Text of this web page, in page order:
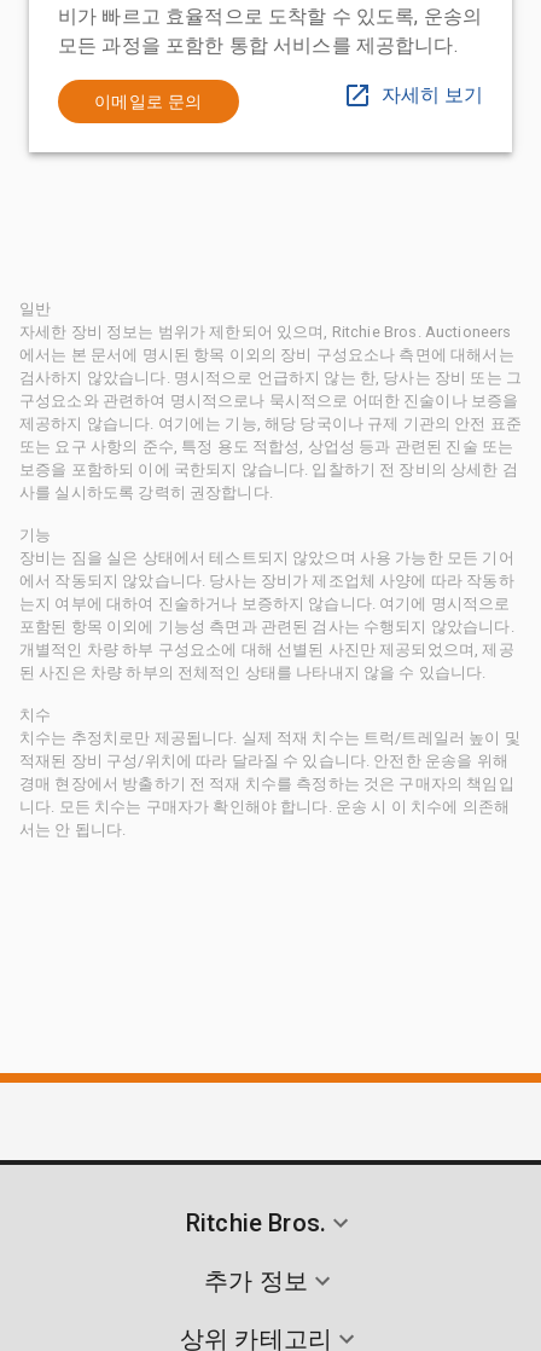
비가 빠르고 효율적으로 도착할 수 있도록, 운송의
모든 과정을 포함한 통합 서비스를 제공합니다.
이메일로 문의 자세히 보기
일반
자세한 장비 정보는 범위가 제한되어 있으며, Ritchie Bros. Auctioneers
에서는 본 문서에 명시된 항목 이외의 장비 구성요소나 측면에 대해서는
검사하지 않았습니다. 명시적으로 언급하지 않는 한, 당사는 장비 또는 그
구성요소와 관련하여 명시적으로나 묵시적으로 어떠한 진술이나 보증을
제공하지 않습니다. 여기에는 기능, 해당 당국이나 규제 기관의 안전 표준
또는 요구 사항의 준수, 특정 용도 적합성, 상업성 등과 관련된 진술 또는
보증을 포함하되 이에 국한되지 않습니다. 입찰하기 전 장비의 상세한 검
사를 실시하도록 강력히 권장합니다.
기능
장비는 짐을 실은 상태에서 테스트되지 않았으며 사용 가능한 모든 기어
에서 작동되지 않았습니다. 당사는 장비가 제조업체 사양에 따라 작동하
는지 여부에 대하여 진술하거나 보증하지 않습니다. 여기에 명시적으로
포함된 항목 이외에 기능성 측면과 관련된 검사는 수행되지 않았습니다.
개별적인 차량 하부 구성요소에 대해 선별된 사진만 제공되었으며, 제공
된 사진은 차량 하부의 전체적인 상태를 나타내지 않을 수 있습니다.
치수
치수는 추정치로만 제공됩니다. 실제 적재 치수는 트럭/트레일러 높이 및
적재된 장비 구성/위치에 따라 달라질 수 있습니다. 안전한 운송을 위해
경매 현장에서 방출하기 전 적재 치수를 측정하는 것은 구매자의 책임입
니다. 모든 치수는 구매자가 확인해야 합니다. 운송 시 이 치수에 의존해
서는 안 됩니다.
Ritchie Bros.
추가 정보
상위 카테고리